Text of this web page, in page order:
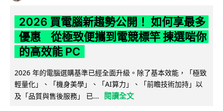
2026 買電腦新趨勢公開！ 如何享最多
優惠 從極致便攜到電競標竿 揀選啱你
的高效能 PC
2026 年的電腦選購基準已經全面升級。除了基本效能，「極致
輕量化」、「機身美學」、「AI算力」、「前瞻技術加持」以
及「品質與售後服務」 已...
閱讀全文